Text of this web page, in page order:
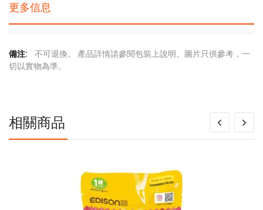
更多信息
更
多
不可退換。 產品詳情請參閱包裝上說明。圖片只供參考，一
切以實物為準。
相關商品